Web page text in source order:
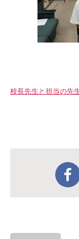
校長先生と担当の先